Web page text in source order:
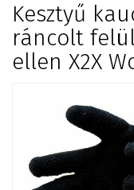
Kesztyű
ráncolt
ellen X2X